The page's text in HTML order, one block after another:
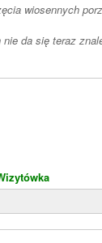
wiosennych
da się teraz